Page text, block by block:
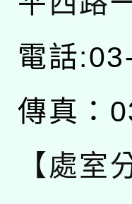
電話
傳真：
【處室